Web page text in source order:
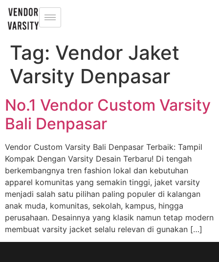
Tag: Vendor Jaket
Varsity Denpasar
No.1 Vendor Custom Varsity
Bali Denpasar
Vendor Custom Varsity Bali Denpasar Terbaik: Tampil
Kompak Dengan Varsity Desain Terbaru! Di tengah
berkembangnya tren fashion lokal dan kebutuhan
apparel komunitas yang semakin tinggi, jaket varsity
menjadi salah satu pilihan paling populer di kalangan
anak muda, komunitas, sekolah, kampus, hingga
perusahaan. Desainnya yang klasik namun tetap modern
membuat varsity jacket selalu relevan di gunakan […]